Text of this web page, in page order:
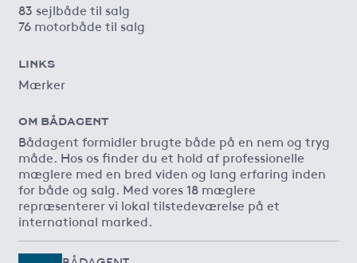
83 sejlbåde til salg
76 motorbåde til salg
LINKS
Mærker
OM BÅDAGENT
Bådagent formidler brugte både på en nem og tryg
måde. Hos os finder du et hold af professionelle
mæglere med en bred viden og lang erfaring inden
for både og salg. Med vores 18 mæglere
repræsenterer vi lokal tilstedeværelse på et
international marked.